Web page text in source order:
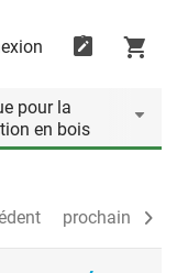
pour la
en bois
prochain
prochain